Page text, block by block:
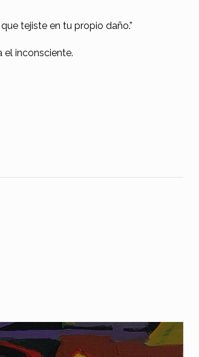
tejiste en tu propio daño.”
el inconsciente.